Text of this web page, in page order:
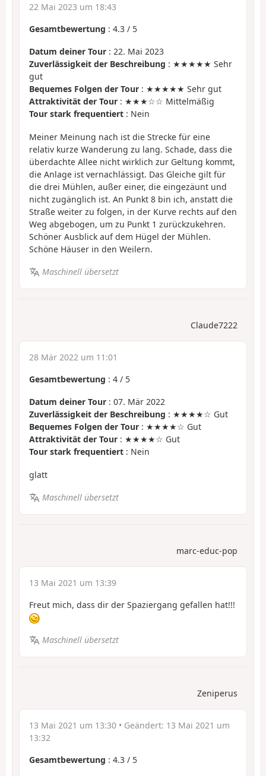
22 Mai 2023 um 18:43
Gesamtbewertung : 4.3 / 5
Datum deiner Tour : 22. Mai 2023
Zuverlässigkeit der Beschreibung : ★★★★★ Sehr
gut
Bequemes Folgen der Tour : ★★★★★ Sehr gut
Attraktivität der Tour : ★★★☆☆ Mittelmäßig
Tour stark frequentiert : Nein
Meiner Meinung nach ist die Strecke für eine
relativ kurze Wanderung zu lang. Schade, dass die
überdachte Allee nicht wirklich zur Geltung kommt,
die Anlage ist vernachlässigt. Das Gleiche gilt für
die drei Mühlen, außer einer, die eingezäunt und
nicht zugänglich ist. An Punkt 8 bin ich, anstatt die
Straße weiter zu folgen, in der Kurve rechts auf den
Weg abgebogen, um zu Punkt 1 zurückzukehren.
Schöner Ausblick auf dem Hügel der Mühlen.
Schöne Häuser in den Weilern.
Maschinell übersetzt
Claude7222
28 Mär 2022 um 11:01
Gesamtbewertung : 4 / 5
Datum deiner Tour : 07. Mär 2022
Zuverlässigkeit der Beschreibung : ★★★★☆ Gut
Bequemes Folgen der Tour : ★★★★☆ Gut
Attraktivität der Tour : ★★★★☆ Gut
Tour stark frequentiert : Nein
glatt
Maschinell übersetzt
marc-educ-pop
13 Mai 2021 um 13:39
Freut mich, dass dir der Spaziergang gefallen hat!!!
Maschinell übersetzt
Zeniperus
13 Mai 2021 um 13:30 • Geändert: 13 Mai 2021 um
13:32
Gesamtbewertung : 4.3 / 5